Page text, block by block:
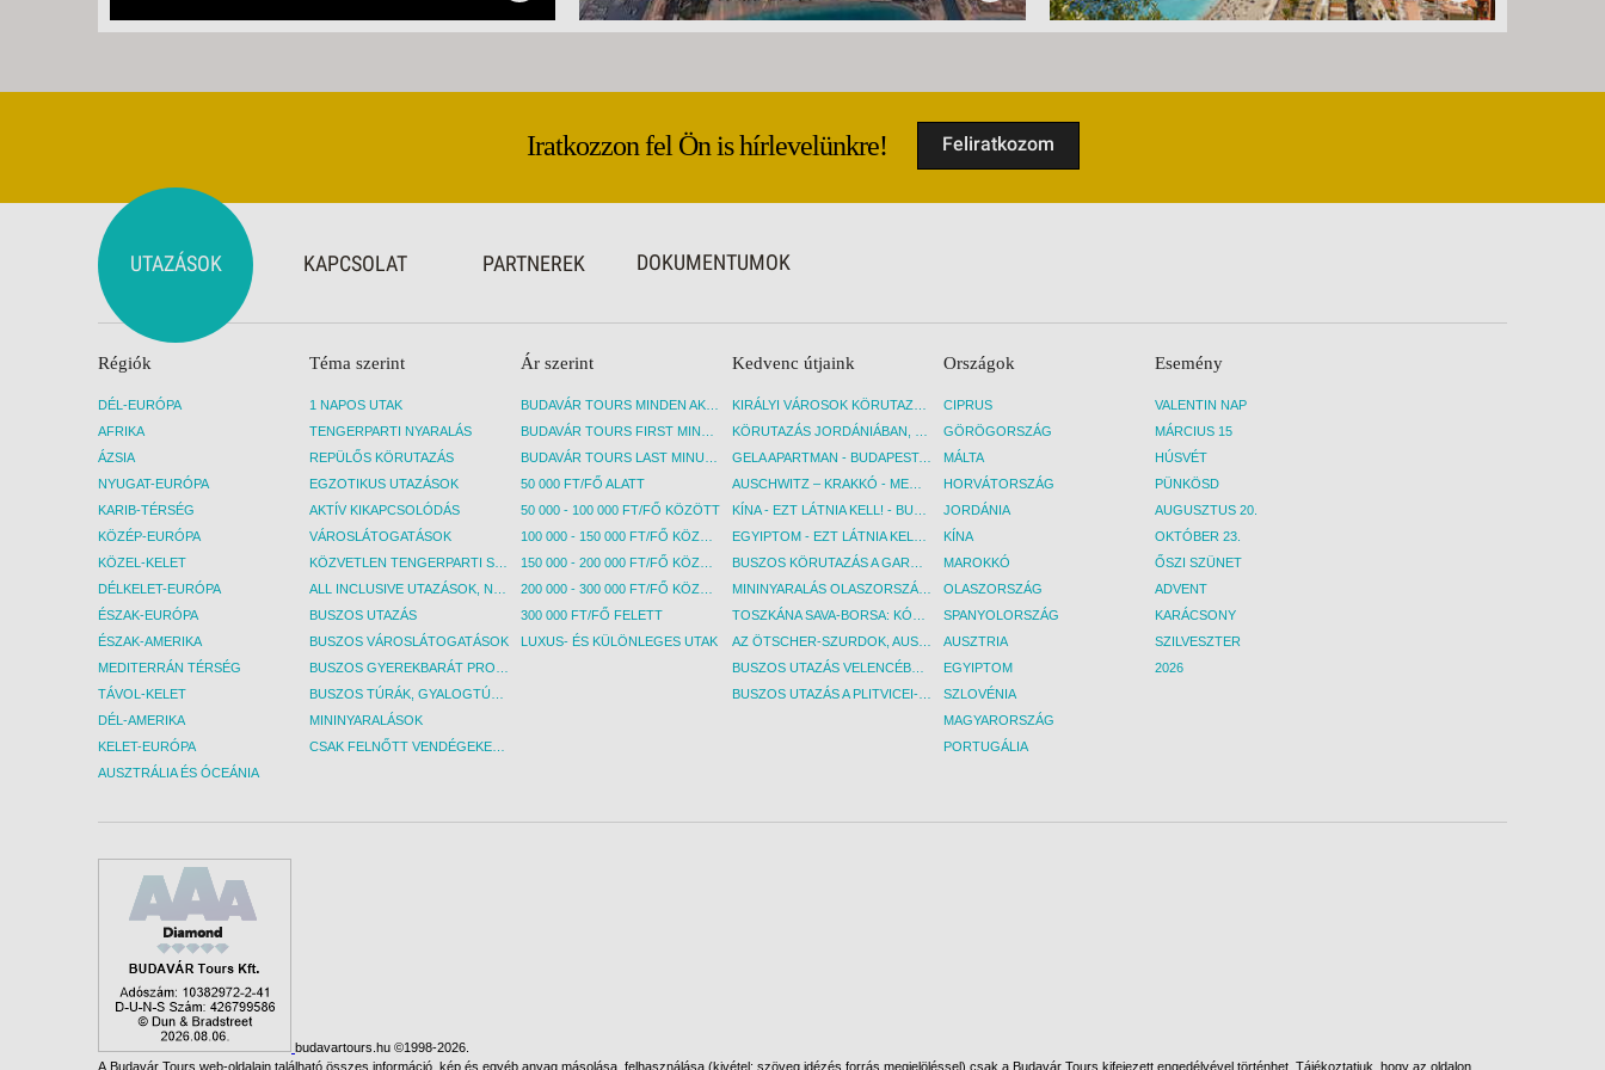
Iratkozzon fel Ön is hírlevelünkre! Feliratkozom
UTAZÁSOK KAPCSOLAT PARTNEREK DOKUMENTUMOK
Régiók
DÉL-EURÓPA
AFRIKA
ÁZSIA
NYUGAT-EURÓPA
KARIB-TÉRSÉG
KÖZÉP-EURÓPA
KÖZEL-KELET
DÉLKELET-EURÓPA
ÉSZAK-EURÓPA
ÉSZAK-AMERIKA
MEDITERRÁN TÉRSÉG
TÁVOL-KELET
DÉL-AMERIKA
KELET-EURÓPA
AUSZTRÁLIA ÉS ÓCEÁNIA
Téma szerint
1 NAPOS UTAK
TENGERPARTI NYARALÁS
REPÜLŐS KÖRUTAZÁS
EGZOTIKUS UTAZÁSOK
AKTÍV KIKAPCSOLÓDÁS
VÁROSLÁTOGATÁSOK
BUSZOS UTAZÁS
BUSZOS VÁROSLÁTOGATÁSOK
MININYARALÁSOK
Ár szerint
50 000 FT/FŐ ALATT
50 000 - 100 000 FT/FŐ KÖZÖTT
300 000 FT/FŐ FELETT
LUXUS- ÉS KÜLÖNLEGES UTAK
Kedvenc útjaink
GELA APARTMAN - BUDAPEST, REPÜLŐ
Országok
CIPRUS
GÖRÖGORSZÁG
MÁLTA
HORVÁTORSZÁG
JORDÁNIA
KÍNA
MAROKKÓ
OLASZORSZÁG
SPANYOLORSZÁG
AUSZTRIA
EGYIPTOM
SZLOVÉNIA
MAGYARORSZÁG
PORTUGÁLIA
Esemény
VALENTIN NAP
MÁRCIUS 15
HÚSVÉT
PÜNKÖSD
AUGUSZTUS 20.
OKTÓBER 23.
ŐSZI SZÜNET
ADVENT
KARÁCSONY
SZILVESZTER
2026
budavartours.hu ©1998-2026.
A Budavár Tours web-oldalain található összes információ, kép és egyéb anyag másolása, felhasználása (kivétel: szöveg idézés forrás megjelöléssel) csak a Budavár Tours kifejezett engedélyével történhet. Tájékoztatjuk, hogy az oldalon